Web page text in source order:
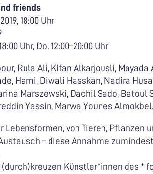
friends
18:00 Uhr
Uhr, Do. 12:00–20:00 Uhr
Rula Ali, Kifan Alkarjousli, Mayada
Hami, Diwali Hasskan, Nadira
Marszewski, Dachil Sado, Batoul
Yassin, Marwa Younes Almokbel.
Lebensformen, von Tieren, Pflanzen
– diese Annahme
Künstler*innen des *